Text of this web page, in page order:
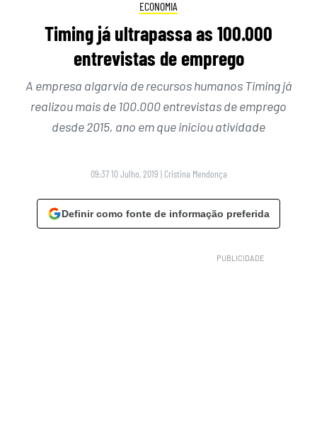
ECONOMIA
Timing já ultrapassa as 100.000
entrevistas de emprego
A empresa algarvia de recursos humanos Timing já
realizou mais de 100.000 entrevistas de emprego
desde 2015, ano em que iniciou atividade
09:37 10 Julho, 2019 | Cristina Mendonça
Definir como fonte de informação preferida